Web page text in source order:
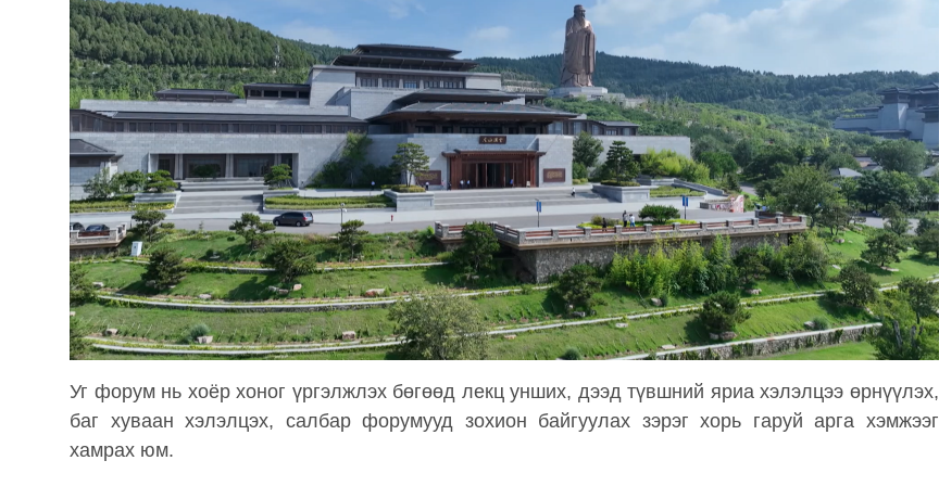
Уг форум нь хоёр хоног үргэлжлэх бөгөөд лекц унших, дээд түвшний яриа хэлэлцээ өрнүүлэх,
баг хуваан хэлэлцэх, салбар форумууд зохион байгуулах зэрэг хорь гаруй арга хэмжээг
хамрах юм.